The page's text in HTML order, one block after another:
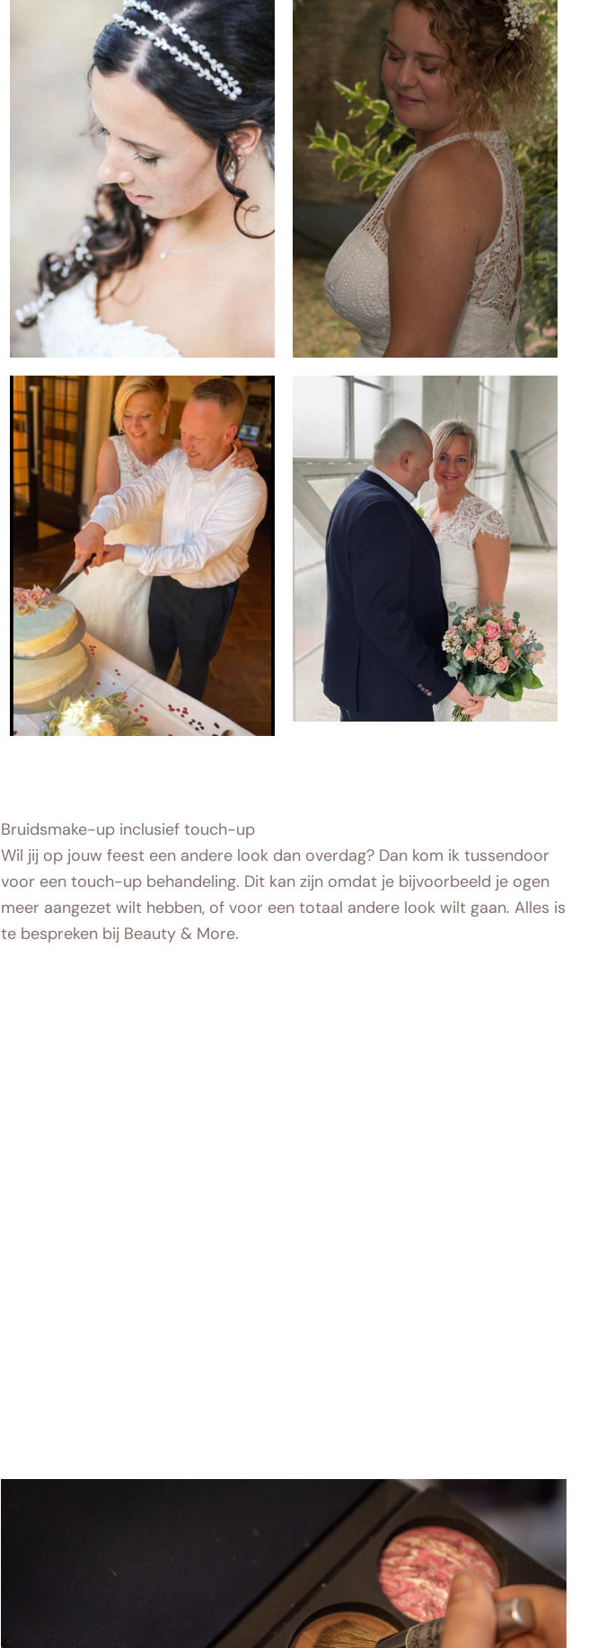
Bruidsmake-up inclusief touch-up
Wil jij op jouw feest een andere look dan overdag? Dan kom ik tussendoor
voor een touch-up behandeling. Dit kan zijn omdat je bijvoorbeeld je ogen
meer aangezet wilt hebben, of voor een totaal andere look wilt gaan. Alles is
te bespreken bij Beauty & More.